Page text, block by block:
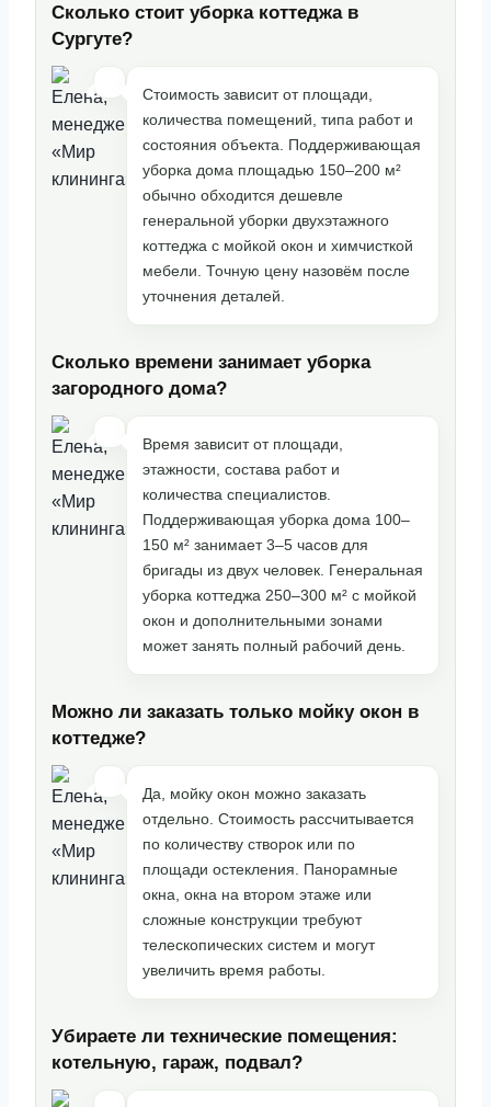
Сколько стоит уборка коттеджа в
Сургуте?
Стоимость зависит от площади,
количества помещений, типа работ и
состояния объекта. Поддерживающая
уборка дома площадью 150–200 м²
обычно обходится дешевле
генеральной уборки двухэтажного
коттеджа с мойкой окон и химчисткой
мебели. Точную цену назовём после
уточнения деталей.
Сколько времени занимает уборка
загородного дома?
Время зависит от площади,
этажности, состава работ и
количества специалистов.
Поддерживающая уборка дома 100–
150 м² занимает 3–5 часов для
бригады из двух человек. Генеральная
уборка коттеджа 250–300 м² с мойкой
окон и дополнительными зонами
может занять полный рабочий день.
Можно ли заказать только мойку окон в
коттедже?
Да, мойку окон можно заказать
отдельно. Стоимость рассчитывается
по количеству створок или по
площади остекления. Панорамные
окна, окна на втором этаже или
сложные конструкции требуют
телескопических систем и могут
увеличить время работы.
Убираете ли технические помещения:
котельную, гараж, подвал?